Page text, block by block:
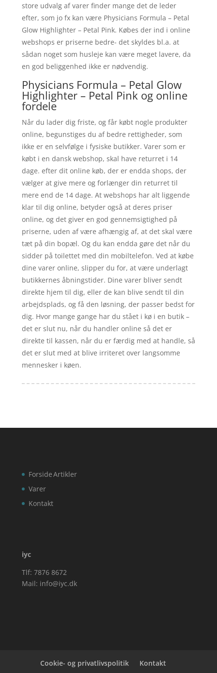
store udvalg af varer finder mange det de leder
efter, som jo fx kan være Physicians Formula – Petal
Glow Highlighter – Petal Pink. Købes der ind i online
webshops er priserne bedre- det skyldes bl.a. at
sådan noget som husleje kan være meget lavere, da
en god beliggenhed ikke er nødvendig.
Physicians Formula – Petal Glow
Highlighter – Petal Pink og online
fordele
Når du lader dig friste, og får købt nogle produkter
online, begunstiges du af bedre rettigheder, som
ikke er en selvfølge i fysiske butikker. Varer som er
købt i en dansk webshop, skal have returret i 14
dage. efter dit online køb, der er endda shops, der
vælger at give mere og forlænger din returret til
mere end de 14 dage. At webshops har alt liggende
klar til dig online, betyder også at deres priser
online, og det giver en god gennemsigtighed på
priserne, uden af være afhængig af, at det skal være
tæt på din bopæl. Og du kan endda gøre det når du
sidder på toilettet med din mobiltelefon. Ved at købe
dine varer online, slipper du for, at være underlagt
butikkernes åbningstider. Dine varer bliver sendt
direkte hjem til dig, eller de kan blive sendt til din
arbejdsplads, og få den løsning, der passer bedst for
dig. Hvor mange gange har du stået i kø i en butik –
det er slut nu, når du handler online så det er
direkte til kassen, når du er færdig med at handle, så
det er slut med at blive irriteret over langsomme
mennesker i køen.
Forside
Varer
Kontakt
Artikler
iyc
Tlf: 7876 8672
Mail: info@iyc.dk
Cookie- og privatlivspolitik Kontakt